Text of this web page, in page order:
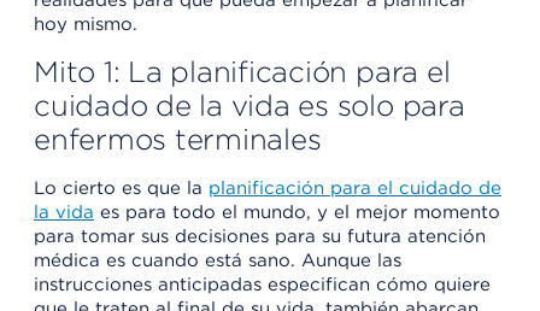
hoy mismo.
Mito 1: La planificación para el
cuidado de la vida es solo para
enfermos terminales
Lo cierto es que la planificación para el cuidado de
la vida es para todo el mundo, y el mejor momento
para tomar sus decisiones para su futura atención
médica es cuando está sano. Aunque las
instrucciones anticipadas especifican cómo quiere